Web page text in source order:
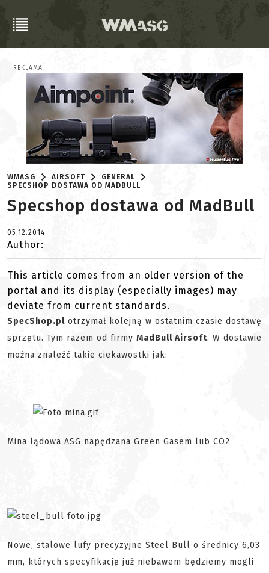
REKLAMA
WMASG AIRSOFT
GENERAL
SPECSHOP DOSTAWA OD MADBULL
Specshop dostawa od MadBull
05.12.2014
Author:
This article comes from an older version of the
portal and its display (especially images) may
deviate from current standards.
SpecShop.pl otrzymał kolejną w ostatnim czasie dostawę
sprzętu. Tym razem od firmy MadBull Airsoft. W dostawie
można znaleźć takie ciekawostki jak:
Mina lądowa ASG napędzana Green Gasem lub CO2
Nowe, stalowe lufy precyzyjne Steel Bull o średnicy 6,03
mm, których specyfikację już niebawem będziemy mogli